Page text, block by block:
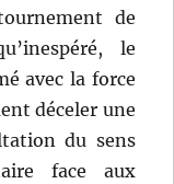
de
le
avec la force
déceler une
du sens
face aux